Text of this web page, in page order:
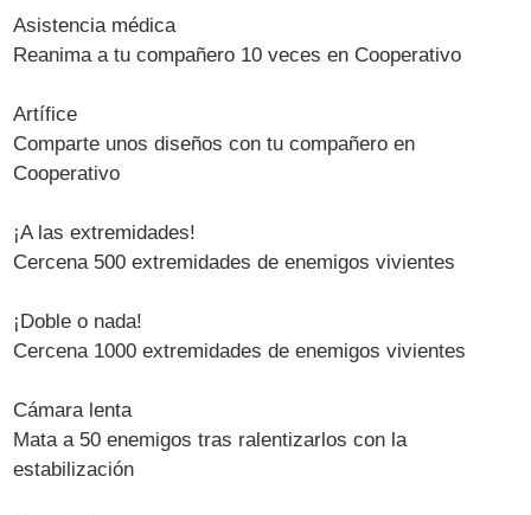
Asistencia médica
Reanima a tu compañero 10 veces en Cooperativo
Artífice
Comparte unos diseños con tu compañero en
Cooperativo
¡A las extremidades!
Cercena 500 extremidades de enemigos vivientes
¡Doble o nada!
Cercena 1000 extremidades de enemigos vivientes
Cámara lenta
Mata a 50 enemigos tras ralentizarlos con la
estabilización